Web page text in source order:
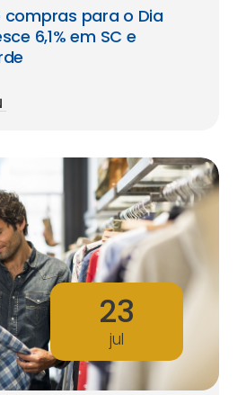
compras para o Dia
6,1% em SC e
23
jul